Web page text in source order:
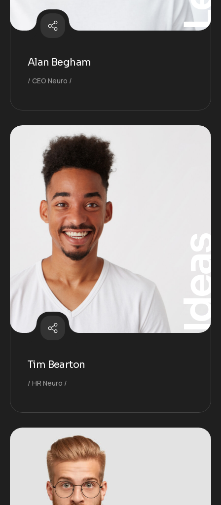
Alan Begham
CEO Neuro
Tim Bearton
HR Neuro